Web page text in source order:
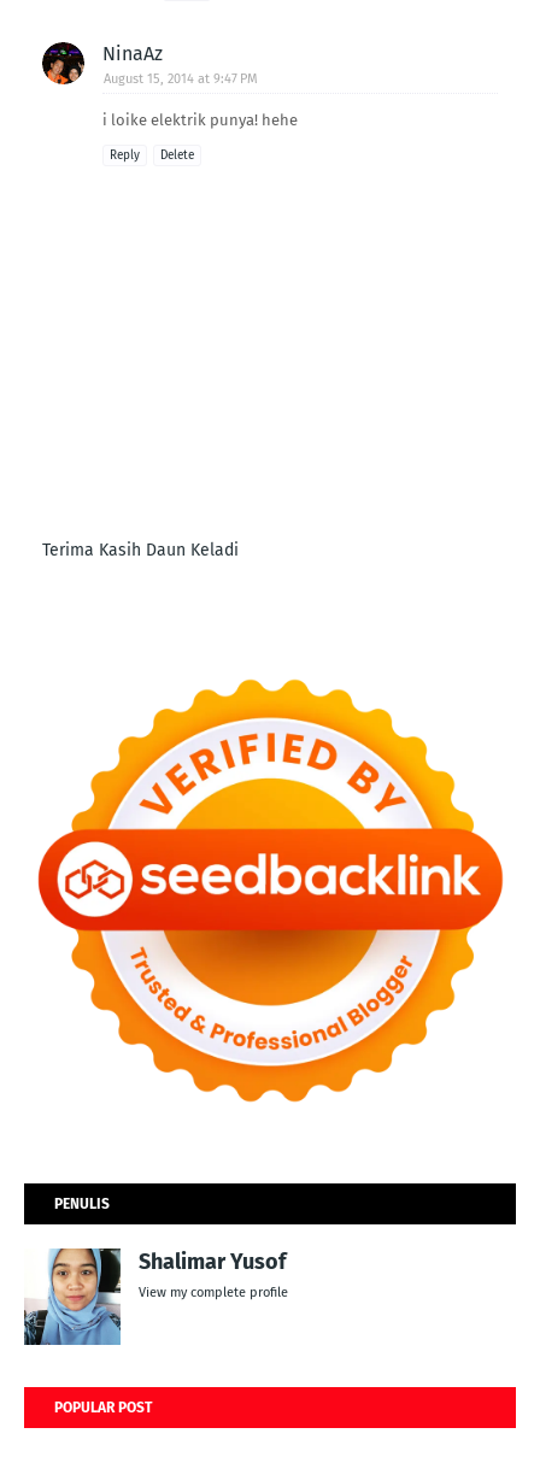
NinaAz
August 15, 2014 at 9:47 PM
i loike elektrik punya! hehe
Reply Delete
Terima Kasih Daun Keladi
PENULIS
Shalimar Yusof
View my complete profile
POPULAR POST